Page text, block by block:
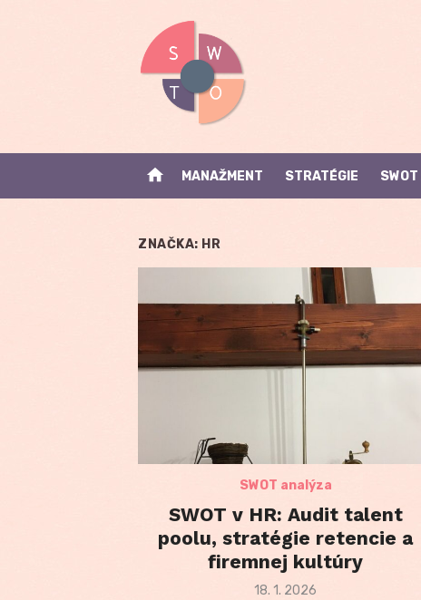
home MANAŽMENT STRATÉGIE
ZNAČKA: HR
SWOT analýza
SWOT v HR: Audit talent
poolu, stratégie retencie a
firemnej kultúry
Posted
18. 1. 2026